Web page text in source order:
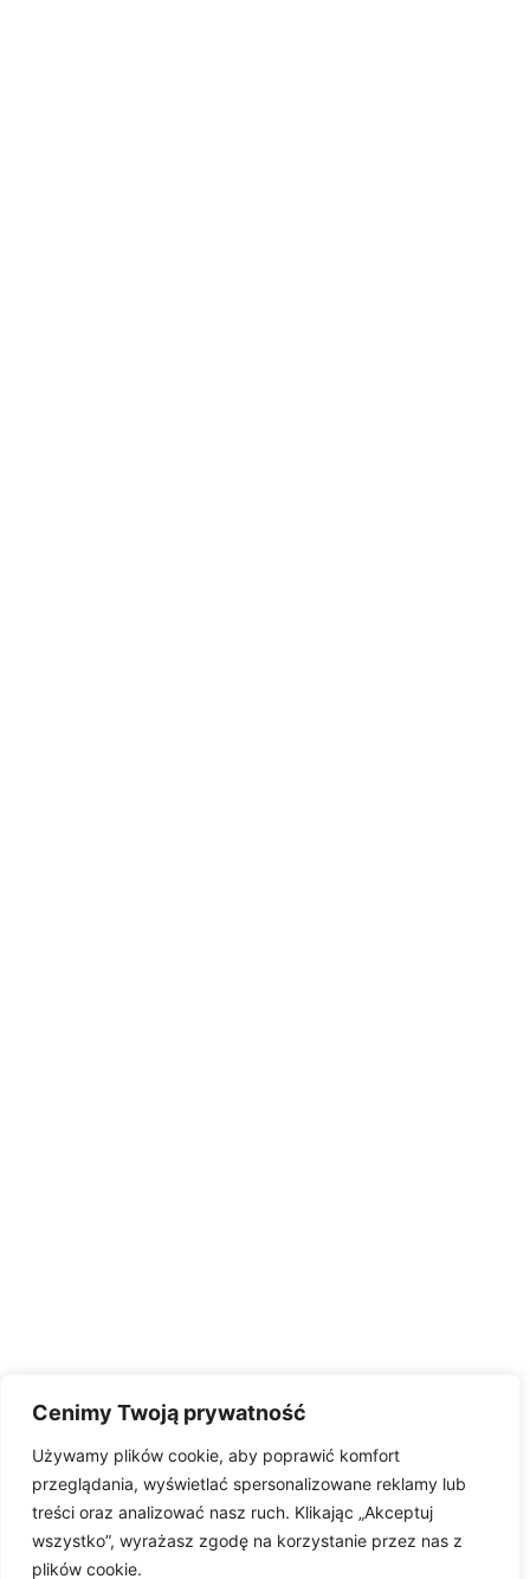
Cenimy Twoją prywatność
Używamy plików cookie, aby poprawić komfort
przeglądania, wyświetlać spersonalizowane reklamy lub
treści oraz analizować nasz ruch. Klikając „Akceptuj
wszystko”, wyrażasz zgodę na korzystanie przez nas z
plików cookie.